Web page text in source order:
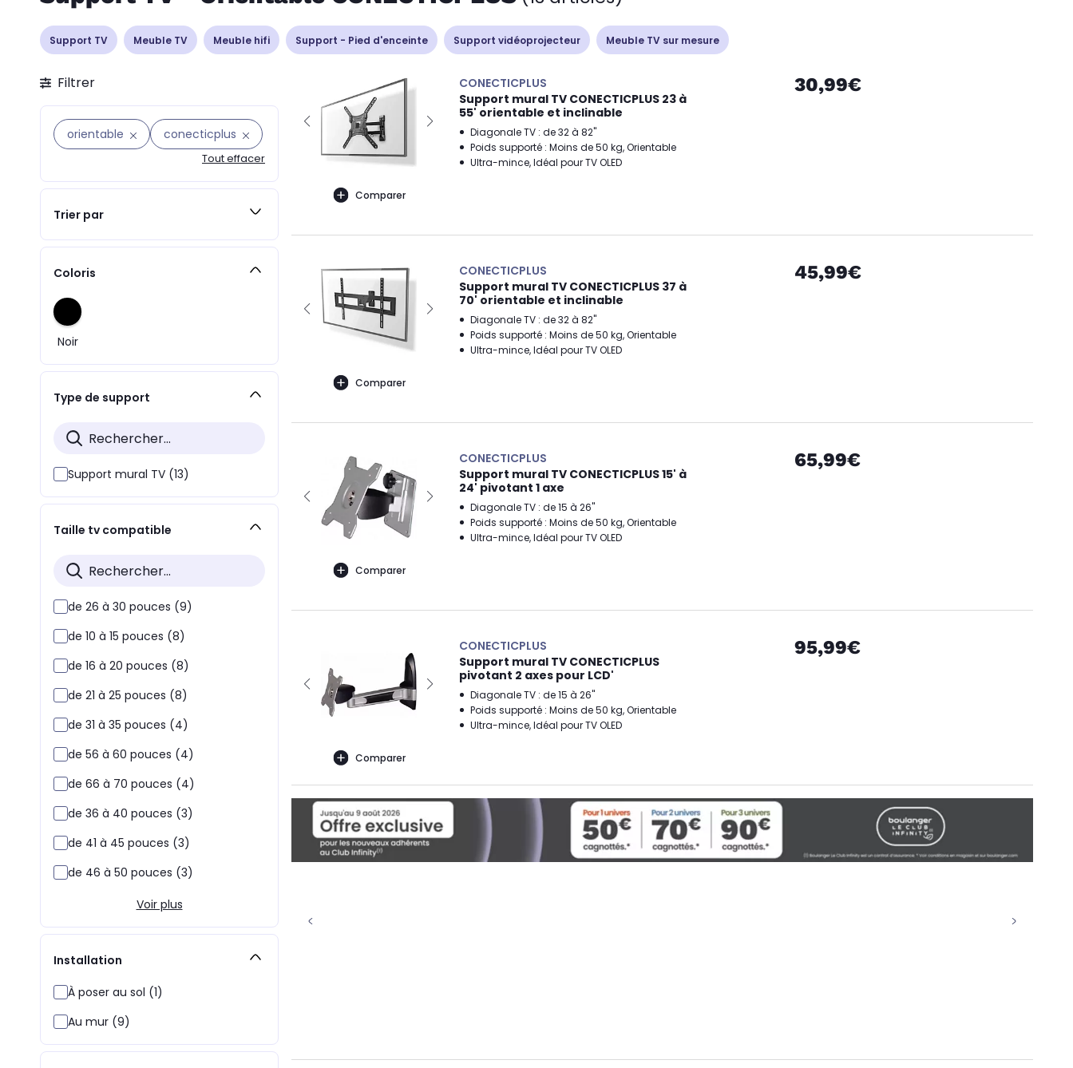
Support TV Meuble TV Meuble hifi Support - Pied d'enceinte Support vidéoprojecteur Meuble TV sur mesure
Filtrer
orientable conecticplus
Tout effacer
Trier par
Coloris
Noir
Type de support
Support mural TV (13)
Taille tv compatible
de 26 à 30 pouces (9)
de 10 à 15 pouces (8)
de 16 à 20 pouces (8)
de 21 à 25 pouces (8)
de 31 à 35 pouces (4)
de 56 à 60 pouces (4)
de 66 à 70 pouces (4)
de 36 à 40 pouces (3)
de 41 à 45 pouces (3)
de 46 à 50 pouces (3)
Voir plus
Installation
À poser au sol (1)
Au mur (9)
Comparer
CONECTICPLUS
Support mural TV CONECTICPLUS 23 à
55' orientable et inclinable
Diagonale TV : de 32 à 82"
Poids supporté : Moins de 50 kg, Orientable
Ultra-mince, Idéal pour TV OLED
30,99€
Comparer
CONECTICPLUS
Support mural TV CONECTICPLUS 37 à
70' orientable et inclinable
Diagonale TV : de 32 à 82"
Poids supporté : Moins de 50 kg, Orientable
Ultra-mince, Idéal pour TV OLED
45,99€
Comparer
CONECTICPLUS
Support mural TV CONECTICPLUS 15' à
24' pivotant 1 axe
Diagonale TV : de 15 à 26"
Poids supporté : Moins de 50 kg, Orientable
Ultra-mince, Idéal pour TV OLED
65,99€
Comparer
CONECTICPLUS
Support mural TV CONECTICPLUS
pivotant 2 axes pour LCD'
Diagonale TV : de 15 à 26"
Poids supporté : Moins de 50 kg, Orientable
Ultra-mince, Idéal pour TV OLED
95,99€